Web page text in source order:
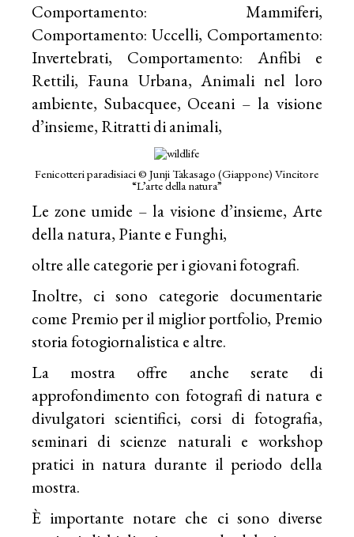
Comportamento: Mammiferi,
Comportamento: Uccelli, Comportamento:
Invertebrati, Comportamento: Anfibi e
Rettili, Fauna Urbana, Animali nel loro
ambiente, Subacquee, Oceani – la visione
d’insieme, Ritratti di animali,
Fenicotteri paradisiaci © Junji Takasago (Giappone) Vincitore
“L’arte della natura”
Le zone umide – la visione d’insieme, Arte
della natura, Piante e Funghi,
oltre alle categorie per i giovani fotografi.
Inoltre, ci sono categorie documentarie
come Premio per il miglior portfolio, Premio
storia fotogiornalistica e altre.
La mostra offre anche serate di
approfondimento con fotografi di natura e
divulgatori scientifici, corsi di fotografia,
seminari di scienze naturali e workshop
pratici in natura durante il periodo della
mostra.
È importante notare che ci sono diverse